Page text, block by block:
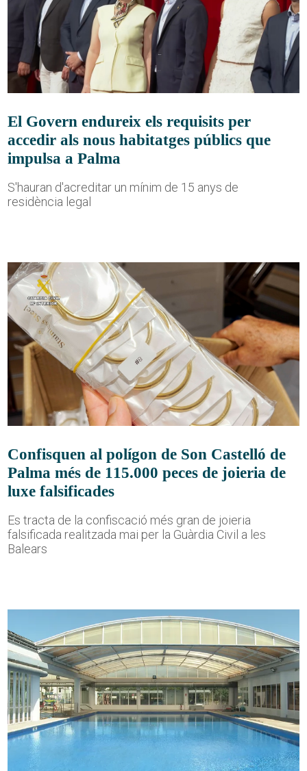
El Govern endureix els requisits per
accedir als nous habitatges públics que
impulsa a Palma
S'hauran d'acreditar un mínim de 15 anys de
residència legal
Confisquen al polígon de Son Castelló de
Palma més de 115.000 peces de joieria de
luxe falsificades
Es tracta de la confiscació més gran de joieria
falsificada realitzada mai per la Guàrdia Civil a les
Balears